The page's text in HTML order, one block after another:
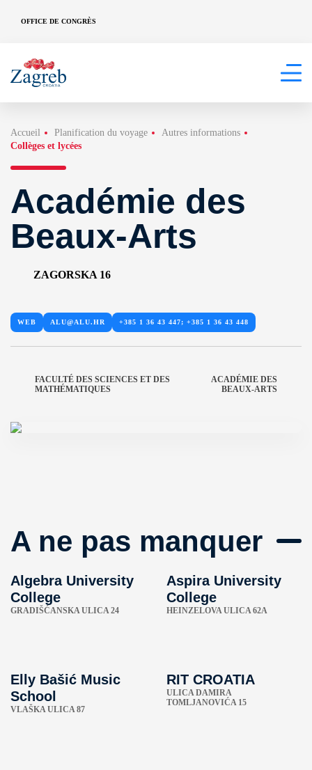
OFFICE DE CONGRÈS
Accueil Planification du voyage
Autres informations
Collèges et lycées
Académie des
Beaux-Arts
ZAGORSKA 16
WEB ALU@ALU.HR +385 1 36 43 447; +385 1 36 43 448
FACULTÉ DES SCIENCES ET DES
MATHÉMATIQUES
ACADÉMIE DES
BEAUX-ARTS
A ne pas manquer
Algebra University
College
GRADIŠĆANSKA ULICA 24
Aspira University
College
HEINZELOVA ULICA 62A
Elly Bašić Music
School
VLAŠKA ULICA 87
RIT CROATIA
ULICA DAMIRA
TOMLJANOVIĆA 15